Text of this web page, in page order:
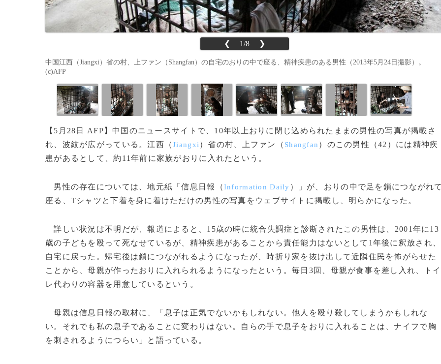
❮ 1/8 ❯
中国江西（Jiangxi）省の村、上ファン（Shangfan）の自宅のおりの中で座る、精神疾患のある男性（2013年5月24日撮影）。
(c)AFP
【5月28日 AFP】中国のニュースサイトで、10年以上おりに閉じ込められたままの男性の写真が掲載さ
れ、波紋が広がっている。江西（Jiangxi ）省の村、上ファン（ Shangfan ）のこの男性（42）には精神疾
患があるとして、約11年前に家族がおりに入れたという。
男性の存在については、地元紙「信息日報（Information Daily ）」が、おりの中で足を鎖につながれ
座る、Tシャツと下着を身に着けただけの男性の写真をウェブサイトに掲載し、明らかになった。
詳しい状況は不明だが、報道によると、15歳の時に統合失調症と診断されたこの男性は、2001年に13
歳の子どもを殴って死なせているが、精神疾患があることから責任能力はないとして1年後に釈放され、
自宅に戻った。帰宅後は鎖につながれるようになったが、時折り家を抜け出して近隣住民を怖がらせた
ことから、母親が作ったおりに入れられるようになったという。毎日3回、母親が食事を差し入れ、トイ
レ代わりの容器を用意しているという。
母親は信息日報の取材に、「息子は正気でないかもしれない。他人を殴り殺してしまうかもしれな
い。それでも私の息子であることに変わりはない。自らの手で息子をおりに入れることは、ナイフで胸
を刺されるようにつらい」と語っている。